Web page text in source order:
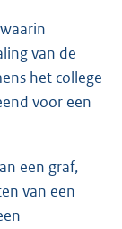
van de
het college
voor een
een graf,
van een